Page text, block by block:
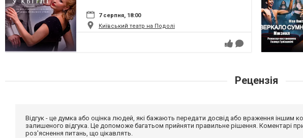
7 серпня, 18:00
Київський театр на Подолі
Рецензія
Відгук - це думка або оцінка людей, які бажають передати досвід або враження іншим
залишеного відгука. Це допоможе багатьом прийняти правильне рішення. Коментарі
роз'яснення питань, що цікавлять.